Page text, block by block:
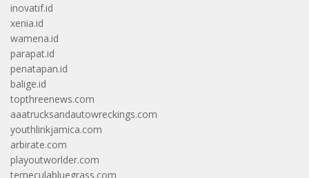
inovatif.id
xenia.id
wamena.id
parapat.id
penatapan.id
balige.id
topthreenews.com
aaatrucksandautowreckings.com
youthlinkjamica.com
arbirate.com
playoutworlder.com
temeculabluegrass.com